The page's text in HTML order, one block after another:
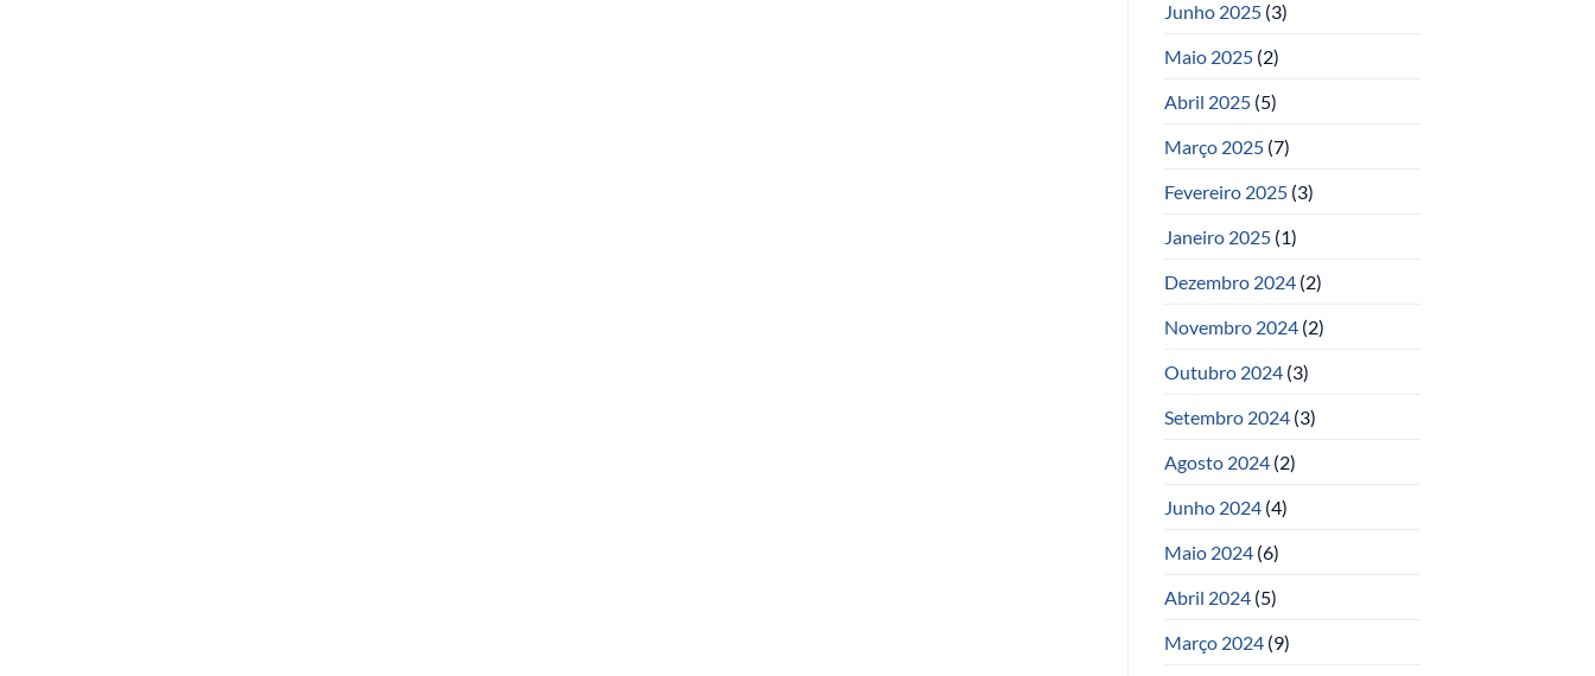
Junho 2025(3)
Maio 2025(2)
Abril 2025(5)
Março 2025(7)
Fevereiro 2025(3)
Janeiro 2025(1)
Dezembro 2024(2)
Novembro 2024(2)
Outubro 2024(3)
Setembro 2024(3)
Agosto 2024(2)
Junho 2024(4)
Maio 2024(6)
Abril 2024(5)
Março 2024(9)